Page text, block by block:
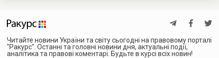
Читайте новини України та світу сьогодні на правовому порталі
"Ракурс". Останні та головні новини дня, актуальні події,
аналітика та правові коментарі. Будьте в курсі всіх новин!